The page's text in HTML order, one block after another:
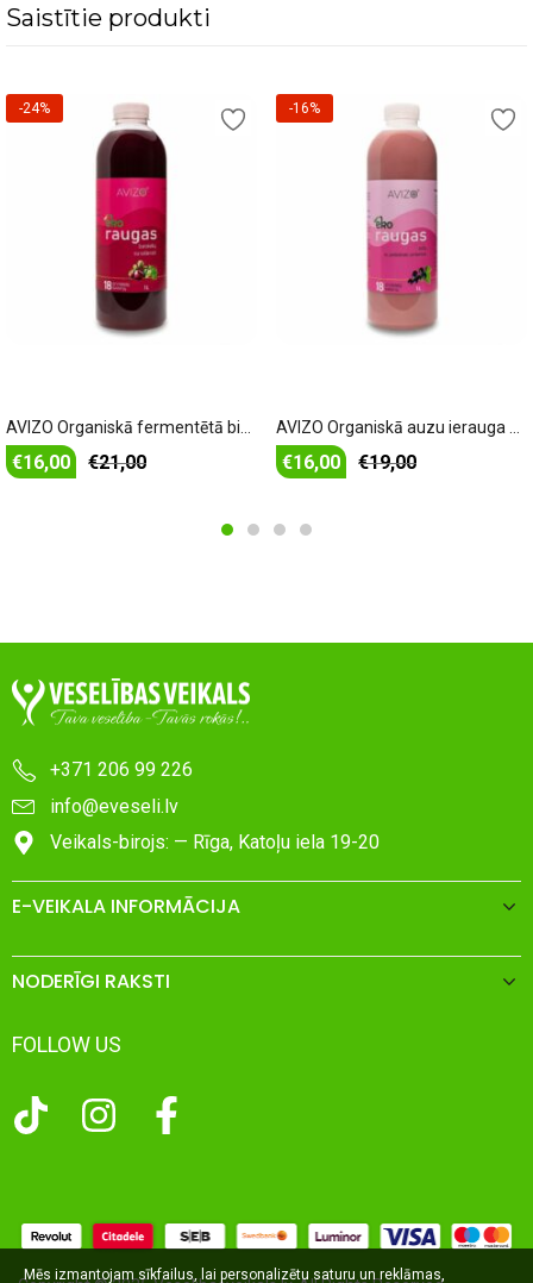
Saistītie produkti
-24%
€16,00 €21,00
-16%
€16,00 €19,00
+371 206 99 226
info@eveseli.lv
Veikals-birojs: — Rīga, Katoļu iela 19-20
E-VEIKALA INFORMĀCIJA
NODERĪGI RAKSTI
FOLLOW US
Mēs izmantojam sīkfailus, lai personalizētu saturu un reklāmas,